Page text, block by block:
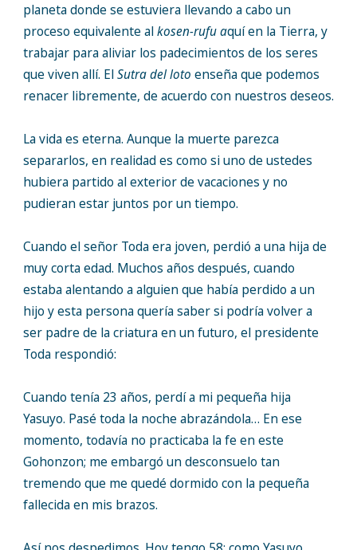
planeta donde se estuviera llevando a cabo un
proceso equivalente alkosen-rufu aquí en la Tierra, y
trabajar para aliviar los padecimientos de los seres
que viven allí. ElSutra del loto enseña que podemos
renacer libremente, de acuerdo con nuestros deseos.
La vida es eterna. Aunque la muerte parezca
separarlos, en realidad es como si uno de ustedes
hubiera partido al exterior de vacaciones y no
pudieran estar juntos por un tiempo.
Cuando el señor Toda era joven, perdió a una hija de
muy corta edad. Muchos años después, cuando
estaba alentando a alguien que había perdido a un
hijo y esta persona quería saber si podría volver a
ser padre de la criatura en un futuro, el presidente
Toda respondió:
Cuando tenía 23 años, perdí a mi pequeña hija
Yasuyo. Pasé toda la noche abrazándola… En ese
momento, todavía no practicaba la fe en este
Gohonzon; me embargó un desconsuelo tan
tremendo que me quedé dormido con la pequeña
fallecida en mis brazos.